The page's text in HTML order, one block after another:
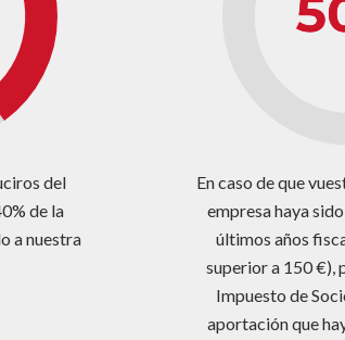
del
de la
a nuestra
En caso de que
empresa haya
últimos años
superior a 150 €),
Impuesto de
aportación que